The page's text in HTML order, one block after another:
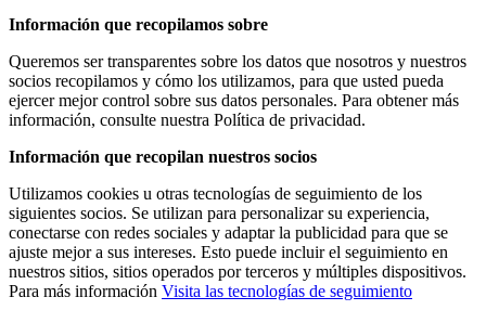
Información que recopilamos sobre
Queremos ser transparentes sobre los datos que nosotros y nuestros
socios recopilamos y cómo los utilizamos, para que usted pueda
ejercer mejor control sobre sus datos personales. Para obtener más
información, consulte nuestra Política de privacidad.
Información que recopilan nuestros socios
Utilizamos cookies u otras tecnologías de seguimiento de los
siguientes socios. Se utilizan para personalizar su experiencia,
conectarse con redes sociales y adaptar la publicidad para que se
ajuste mejor a sus intereses. Esto puede incluir el seguimiento en
nuestros sitios, sitios operados por terceros y múltiples dispositivos.
Para más información Visita las tecnologías de seguimiento